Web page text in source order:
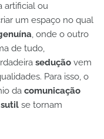
artificial ou
um espaço no qual
, onde o outro
de tudo,
sedução vem
Para isso, o
da comunicação
se tornam